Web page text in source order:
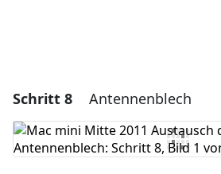
Schritt 8 Antennenblech